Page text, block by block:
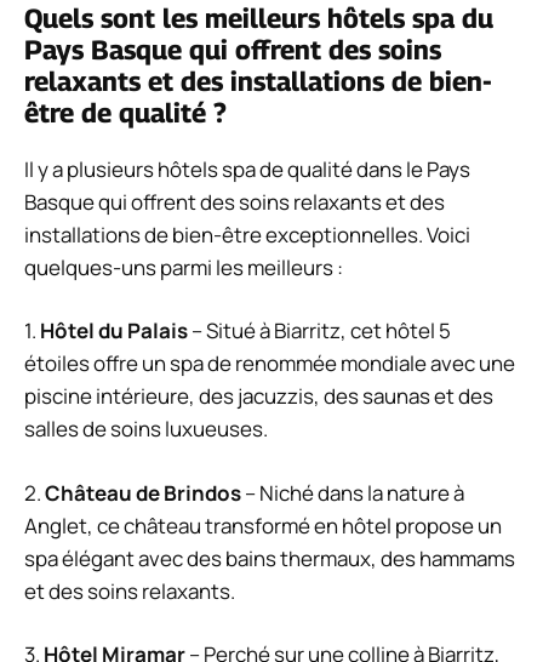
Quels sont les meilleurs hôtels spa du
Pays Basque qui offrent des soins
relaxants et des installations de bien-
être de qualité ?
Il y a plusieurs hôtels spa de qualité dans le Pays
Basque qui offrent des soins relaxants et des
installations de bien-être exceptionnelles. Voici
quelques-uns parmi les meilleurs :
1. Hôtel du Palais– Situé à Biarritz, cet hôtel 5
étoiles offre un spa de renommée mondiale avec une
piscine intérieure, des jacuzzis, des saunas et des
salles de soins luxueuses.
2.Château de Brindos– Niché dans la nature à
Anglet, ce château transformé en hôtel propose un
spa élégant avec des bains thermaux, des hammams
et des soins relaxants.
3. Hôtel Miramar– Perché sur une colline à Biarritz,